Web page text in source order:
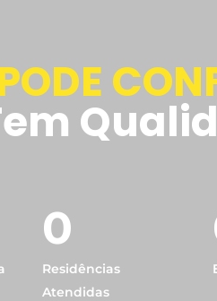
0
Residências
Atendidas